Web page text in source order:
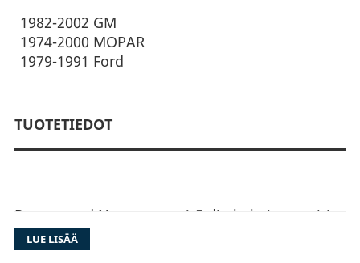
1982-2002 GM
1974-2000 MOPAR
1979-1991 Ford
TUOTETIEDOT
Retrosound Newport on 1,5 din kokoinen soitin,
joka on tarkoitettu korvaamaan alkuperäinen
soitin seuraavista autoista:
LUE LISÄÄ